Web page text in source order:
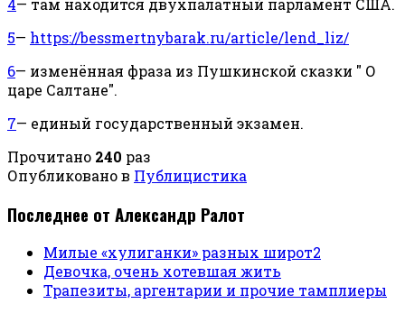
4— там находится двухпалатный парламент США.
5— https://bessmertnybarak.ru/article/lend_liz/
6— изменённая фраза из Пушкинской сказки " О
царе Салтане".
7— единый государственный экзамен.
Прочитано 240 раз
Опубликовано в Публицистика
Последнее от Александр Ралот
Милые «хулиганки» разных широт2
Девочка, очень хотевшая жить
Трапезиты, аргентарии и прочие тамплиеры